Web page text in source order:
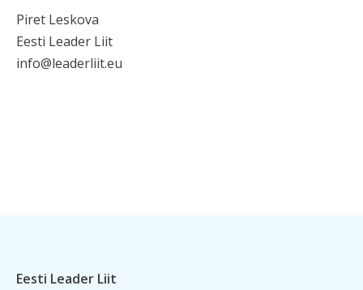
Piret Leskova
Eesti Leader Liit
info@leaderliit.eu
Eesti Leader Liit